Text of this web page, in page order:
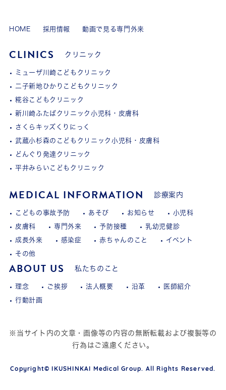
HOME 採用情報 動画で見る専門外来
CLINICS クリニック
ミューザ川崎こどもクリニック
二子新地ひかりこどもクリニック
糀谷こどもクリニック
新川崎ふたばクリニック小児科・皮膚科
さくらキッズくりにっく
武蔵小杉森のこどもクリニック小児科・皮膚科
どんぐり発達クリニック
平井みらいこどもクリニック
MEDICAL INFORMATION 診療案内
こどもの事故予防 あそび お知らせ 小児科
皮膚科 専門外来 予防接種 乳幼児健診
成長外来 感染症 赤ちゃんのこと イベント
その他
ABOUT US 私たちのこと
理念 ご挨拶 法人概要 沿革 医師紹介
行動計画
※当サイト内の文章・画像等の内容の無断転載および複製等の
行為はご遠慮ください。
Copyright© IKUSHINKAI Medical Group. All Rights Reserved.